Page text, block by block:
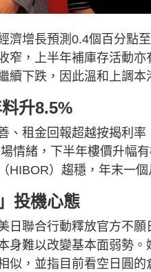
濟增長預測0.4個百分點
窄，上半年補庫存活動
續下跌，因此溫和上調本
升8.5%
、租金回報超越按揭利
情緒，下半年樓價升幅
HIBOR）趨穩，年末一
投機心態
日聯合行動釋放官方不
身難以改變基本面弱勢
似，並指目前看空日圓的